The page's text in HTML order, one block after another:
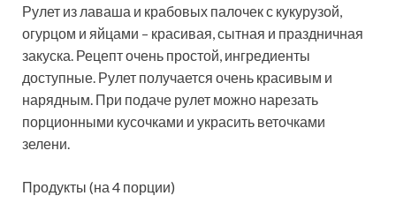
Рулет из лаваша и крабовых палочек с кукурузой,
огурцом и яйцами – красивая, сытная и праздничная
закуска. Рецепт очень простой, ингредиенты
доступные. Рулет получается очень красивым и
нарядным. При подаче рулет можно нарезать
порционными кусочками и украсить веточками
зелени.
Продукты (на 4 порции)